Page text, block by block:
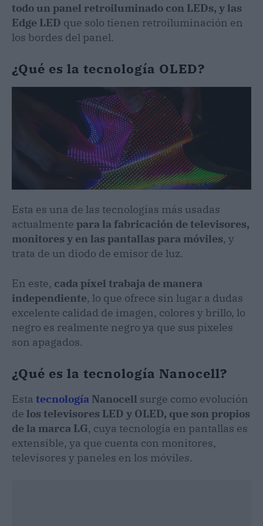
todo un panel retroiluminado con LEDs, y las
Edge LED que solo tienen retroiluminación en
los bordes del panel.
¿Qué es la tecnología OLED?
Esta es una de las tecnologías más usadas
actualmente para la fabricación de televisores,
monitores y en las pantallas para móviles, y
trata de un diodo de emisor de luz.
En este, cada píxel trabaja de manera
independiente, lo que ofrece sin lugar a dudas
excelente calidad de imagen, colores y brillo, lo
negro es realmente negro ya que sus pixeles
son apagados.
¿Qué es la tecnología Nanocell?
Esta tecnología Nanocell surge como evolución
de los televisores LED y OLED, que son propios
de la marca LG, cuya tecnología en pantallas es
extensible, ya que cuenta con monitores,
televisores y paneles en los móviles.